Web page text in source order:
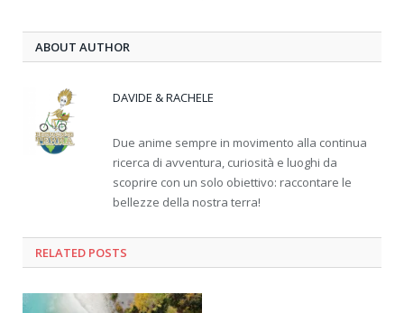
ABOUT AUTHOR
DAVIDE & RACHELE
Due anime sempre in movimento alla continua
ricerca di avventura, curiosità e luoghi da
scoprire con un solo obiettivo: raccontare le
bellezze della nostra terra!
RELATED POSTS